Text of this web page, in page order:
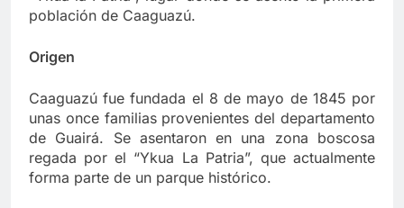
población de Caaguazú.
Origen
Caaguazú fue fundada el 8 de mayo de 1845 por
unas once familias provenientes del departamento
de Guairá. Se asentaron en una zona boscosa
regada por el “Ykua La Patria”, que actualmente
forma parte de un parque histórico.